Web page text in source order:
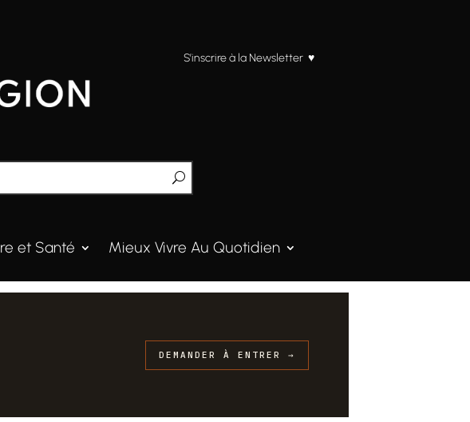
S’inscrire à la Newsletter ♥
et Santé Mieux Vivre Au Quotidien
DEMANDER À ENTRER →